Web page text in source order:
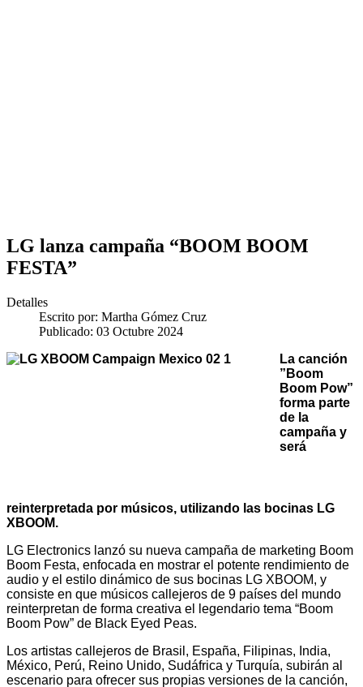
LG lanza campaña “BOOM BOOM
FESTA”
Detalles
Escrito por: Martha Gómez Cruz
Publicado: 03 Octubre 2024
La canción
”Boom
Boom Pow”
forma parte
de la
campaña y
será
reinterpretada por músicos, utilizando las bocinas LG
XBOOM.
LG Electronics lanzó su nueva campaña de marketing Boom
Boom Festa, enfocada en mostrar el potente rendimiento de
audio y el estilo dinámico de sus bocinas LG XBOOM, y
consiste en que músicos callejeros de 9 países del mundo
reinterpretan de forma creativa el legendario tema “Boom
Boom Pow” de Black Eyed Peas.
Los artistas callejeros de Brasil, España, Filipinas, India,
México, Perú, Reino Unido, Sudáfrica y Turquía, subirán al
escenario para ofrecer sus propias versiones de la canción,